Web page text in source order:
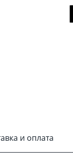
и оплата